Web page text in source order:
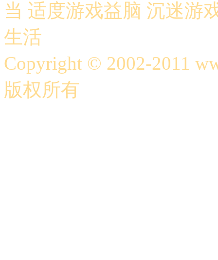
当 适度游戏益脑 沉迷游
生活
Copyright © 2002-2011
版权所有